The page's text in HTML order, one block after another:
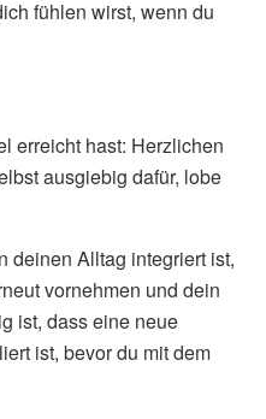
fühlen wirst, wenn du
erreicht hast: Herzlichen
ausgiebig dafür, lobe
deinen Alltag integriert ist,
vornehmen und dein
ist, dass eine neue
ist, bevor du mit dem